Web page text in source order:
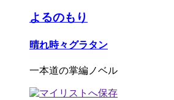
よるのもり
晴れ時々グラタン
一本道の掌編ノベル